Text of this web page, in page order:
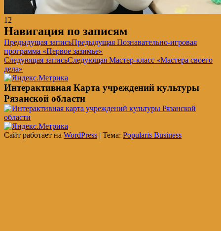
12
Навигация по записям
Предыдущая записьПредыдущая Познавательно-игровая
программа «Первое зазимье»
Следующая записьСледующая Мастер-класс «Мастера своего
дела»
Интерактивная Карта учреждений культуры
Рязанской области
Сайт работает на WordPress | Тема: Popularis Business